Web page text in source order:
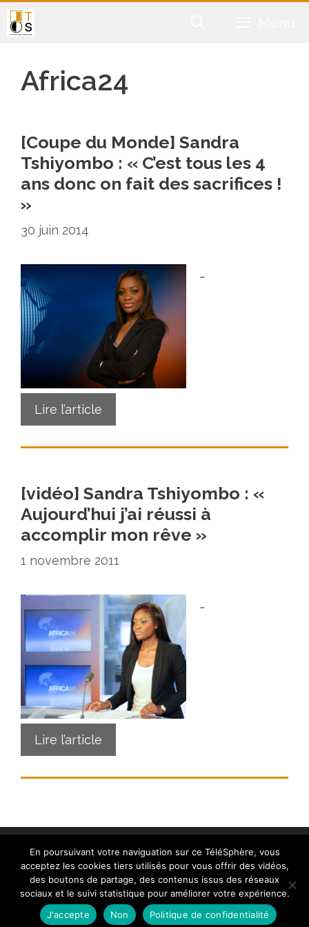
Aller
au
Africa24
[Coupe du Monde] Sandra
Tshiyombo : « C’est tous les 4
ans donc on fait des sacrifices !
»
30 juin 2014
…
Lire l’article
[vidéo] Sandra Tshiyombo : «
Aujourd’hui j’ai réussi à
accomplir mon rêve »
1 novembre 2011
…
Lire l’article
Contact|Mentions légales |Crédits|Politique de
cookies (UE) | © telesphere.fr 2026
En poursuivant votre naviguation sur ce TéléSphère, vous
acceptez les cookies tiers utilisés pour vous offrir des vidéos,
des boutons de partage, des contenus issus des réseaux
sociaux et le suivi statistique pour améliorer votre expérience.
J'accepte
Non Politique de confidentialité